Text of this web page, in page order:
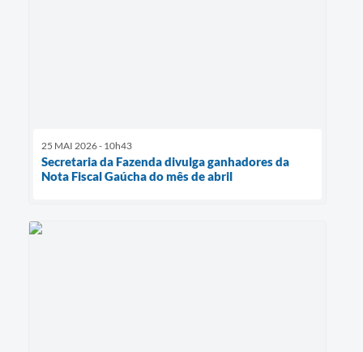
25 MAI 2026 - 10h43
Secretaria da Fazenda divulga ganhadores da
Nota Fiscal Gaúcha do mês de abril